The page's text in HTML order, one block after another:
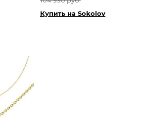
Купить на Sokolov